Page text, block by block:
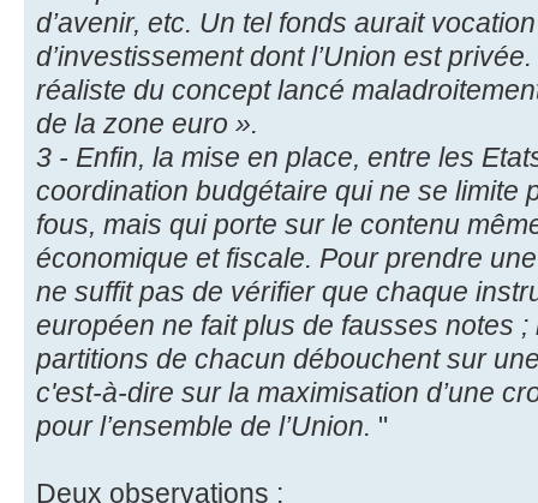
d’avenir, etc. Un tel fonds aurait
d’investissement dont l’Union est
réaliste du concept lancé
de la zone euro ».
3 - Enfin, la mise en place, entre les
coordination budgétaire qui ne se limite
fous, mais qui porte sur le contenu
économique et fiscale. Pour prendre
ne suffit pas de vérifier que chaque
européen ne fait plus de fausses notes
partitions de chacun débouchent sur
c'est-à-dire sur la maximisation d’une
pour l’ensemble de l’Union. "
Deux observations :